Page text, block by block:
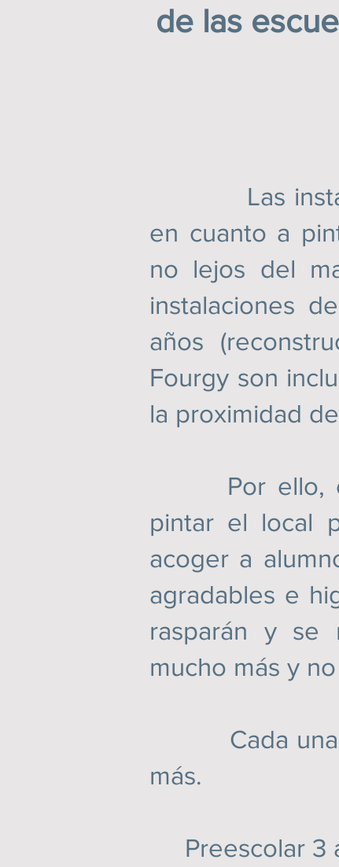
de las
Las
en cuanto a
no lejos del
instalaciones
años
Fourgy son
la proximidad
Por ello,
pintar el local
acoger a
agradables e
rasparán y se
mucho más y
Cada una de
más.
Preescolar 3